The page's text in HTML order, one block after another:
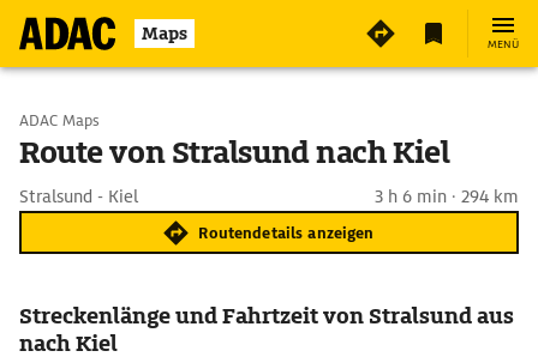
Maps MENÜ
Start wählen
ADAC Maps
Route von Stralsund nach Kiel
Stralsund - Kiel 3 h 6 min · 294 km
Routendetails anzeigen
Streckenlänge und Fahrtzeit von Stralsund aus
nach Kiel